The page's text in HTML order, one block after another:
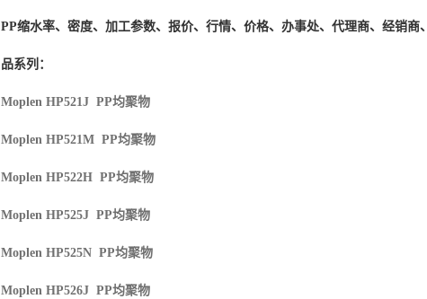
PP缩水率、密度、加工参数、报价、行情、价格、办事处、代理商、经销商
品系列：
Moplen HP521J PP均聚物
Moplen HP521M PP均聚物
Moplen HP522H PP均聚物
Moplen HP525J PP均聚物
Moplen HP525N PP均聚物
Moplen HP526J PP均聚物